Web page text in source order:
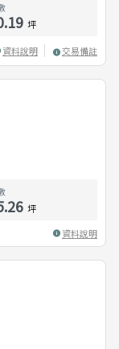
坪
資料說明 交易備註
坪
資料說明